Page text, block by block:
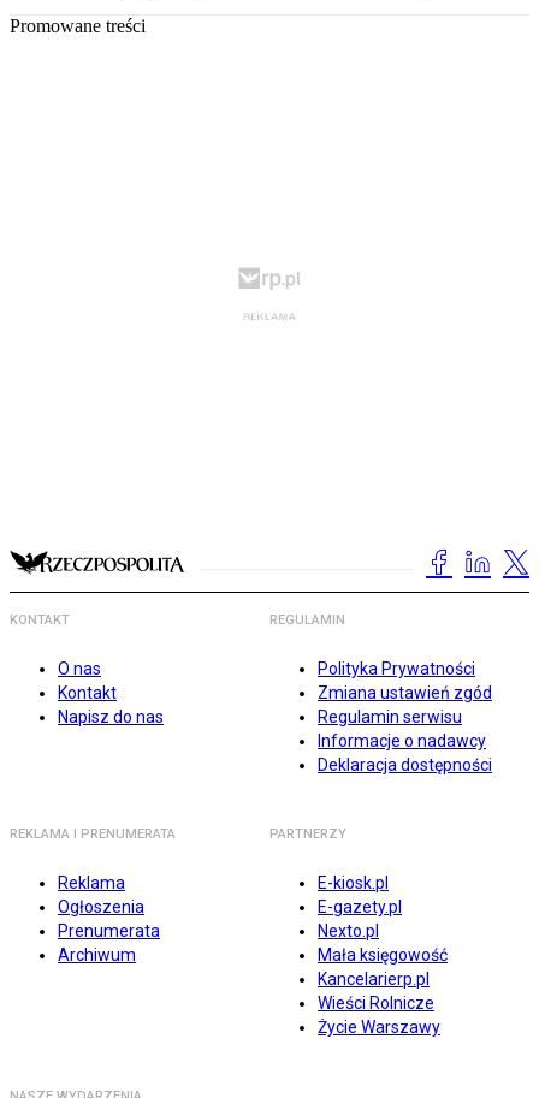
Promowane treści
KONTAKT
O nas
Kontakt
Napisz do nas
REGULAMIN
Polityka Prywatności
Zmiana ustawień zgód
Regulamin serwisu
Informacje o nadawcy
Deklaracja dostępności
REKLAMA I PRENUMERATA
Reklama
Ogłoszenia
Prenumerata
Archiwum
PARTNERZY
E-kiosk.pl
E-gazety.pl
Nexto.pl
Mała księgowość
Kancelarierp.pl
Wieści Rolnicze
Życie Warszawy